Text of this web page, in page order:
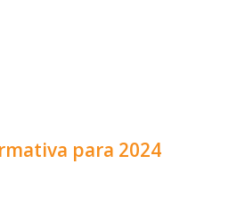
para 2024